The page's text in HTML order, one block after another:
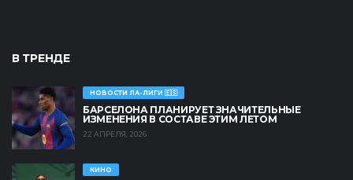
В ТРЕНДЕ
НОВОСТИ ЛА-ЛИГИ 🇪🇸
БАРСЕЛОНА ПЛАНИРУЕТ ЗНАЧИТЕЛЬНЫЕ
ИЗМЕНЕНИЯ В СОСТАВЕ ЭТИМ ЛЕТОМ
22 АПРЕЛЯ, 2026
КИНО